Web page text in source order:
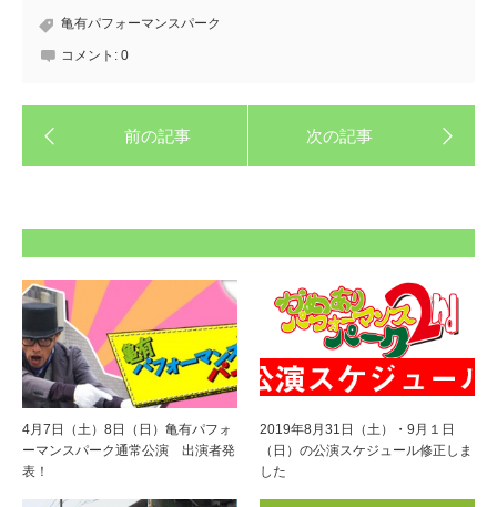
亀有パフォーマンスパーク
コメント: 0
4月7日（土）8日（日）亀有パフォ
ーマンスパーク通常公演 出演者発
表！
2019年8月31日（土）・9月１日
（日）の公演スケジュール修正しま
した